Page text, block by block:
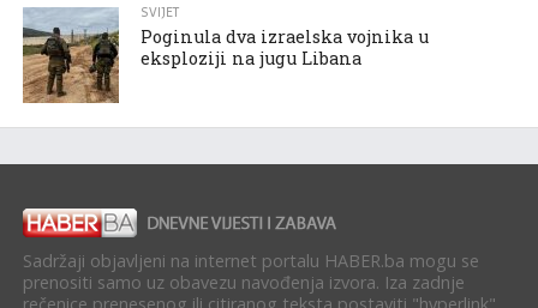
SVIJET
Poginula dva izraelska vojnika u
eksploziji na jugu Libana
Sadržaji objavljeni na internet portalu HABER.ba mogu se
prenositi samo uz obavezu navođenja izvora. Iza zadnje
rečenice prenesenog ili citiranog teksta postaviti "hyperlink"